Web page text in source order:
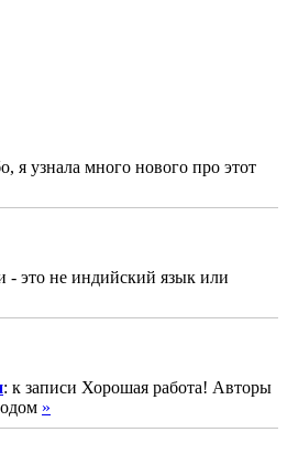
я узнала много нового про этот
- это не индийский язык или
: к записи Хорошая работа! Авторы
»